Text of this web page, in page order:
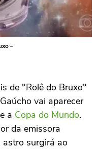
–
de "Rolê do Bruxo"
vai aparecer
a Copa do Mundo.
da emissora
surgirá ao